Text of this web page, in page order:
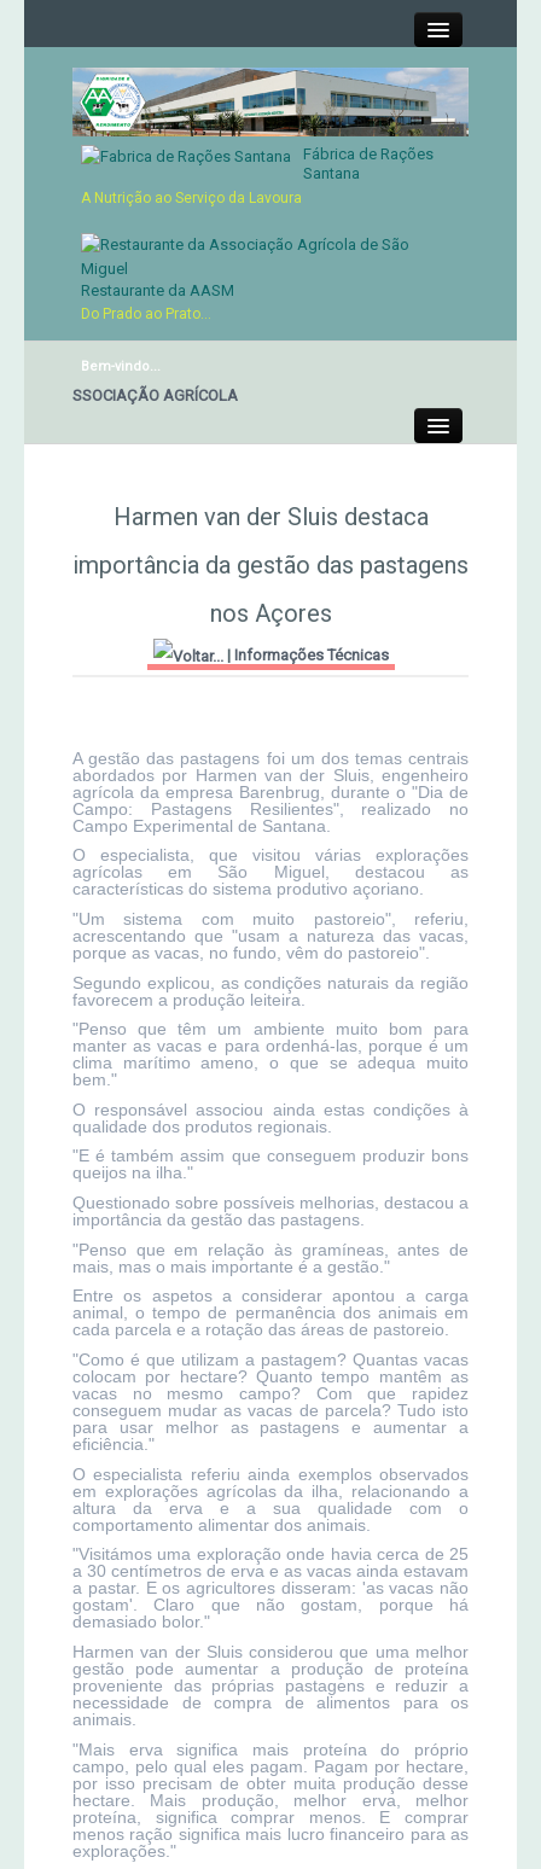
Contactos
Serviços
Publicações AASM
Fábrica de Rações
Santana
A Nutrição ao Serviço da Lavoura
Restaurante da AASM
Do Prado ao Prato...
Bem-vindo...
DA ASSOCIAÇÃO AGRÍCOLA
MERCADO AGRÍCOLA DE SANTANA
Harmen van der Sluis destaca
importância da gestão das pastagens
nos Açores
| Informações Técnicas
A gestão das pastagens foi um dos temas centrais
abordados por Harmen van der Sluis, engenheiro
agrícola da empresa Barenbrug, durante o "Dia de
Campo: Pastagens Resilientes", realizado no
Campo Experimental de Santana.
O especialista, que visitou várias explorações
agrícolas em São Miguel, destacou as
características do sistema produtivo açoriano.
"Um sistema com muito pastoreio", referiu,
acrescentando que "usam a natureza das vacas,
porque as vacas, no fundo, vêm do pastoreio".
Segundo explicou, as condições naturais da região
favorecem a produção leiteira.
"Penso que têm um ambiente muito bom para
manter as vacas e para ordenhá-las, porque é um
clima marítimo ameno, o que se adequa muito
bem."
O responsável associou ainda estas condições à
qualidade dos produtos regionais.
"E é também assim que conseguem produzir bons
queijos na ilha."
Questionado sobre possíveis melhorias, destacou a
importância da gestão das pastagens.
"Penso que em relação às gramíneas, antes de
mais, mas o mais importante é a gestão."
Entre os aspetos a considerar apontou a carga
animal, o tempo de permanência dos animais em
cada parcela e a rotação das áreas de pastoreio.
"Como é que utilizam a pastagem? Quantas vacas
colocam por hectare? Quanto tempo mantêm as
vacas no mesmo campo? Com que rapidez
conseguem mudar as vacas de parcela? Tudo isto
para usar melhor as pastagens e aumentar a
eficiência."
O especialista referiu ainda exemplos observados
em explorações agrícolas da ilha, relacionando a
altura da erva e a sua qualidade com o
comportamento alimentar dos animais.
"Visitámos uma exploração onde havia cerca de 25
a 30 centímetros de erva e as vacas ainda estavam
a pastar. E os agricultores disseram: 'as vacas não
gostam'. Claro que não gostam, porque há
demasiado bolor."
Harmen van der Sluis considerou que uma melhor
gestão pode aumentar a produção de proteína
proveniente das próprias pastagens e reduzir a
necessidade de compra de alimentos para os
animais.
"Mais erva significa mais proteína do próprio
campo, pelo qual eles pagam. Pagam por hectare,
por isso precisam de obter muita produção desse
hectare. Mais produção, melhor erva, melhor
proteína, significa comprar menos. E comprar
menos ração significa mais lucro financeiro para as
explorações."